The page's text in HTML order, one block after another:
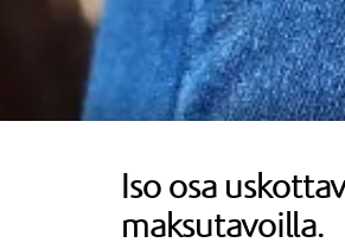
Iso osa
maksutavoilla.